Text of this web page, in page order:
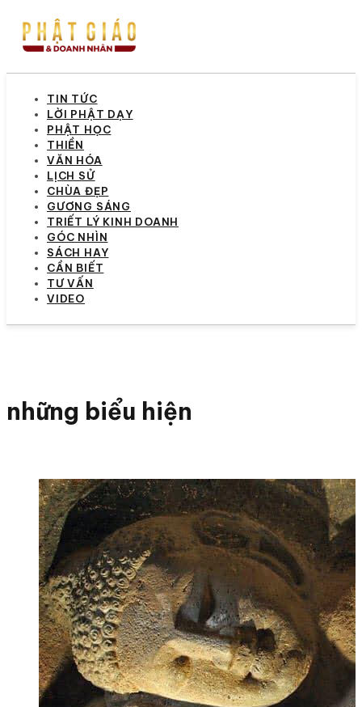
TIN TỨC
LỜI PHẬT DẠY
PHẬT HỌC
THIỀN
VĂN HÓA
LỊCH SỬ
CHÙA ĐẸP
GƯƠNG SÁNG
TRIẾT LÝ KINH DOANH
GÓC NHÌN
SÁCH HAY
CẦN BIẾT
TƯ VẤN
VIDEO
những biểu hiện